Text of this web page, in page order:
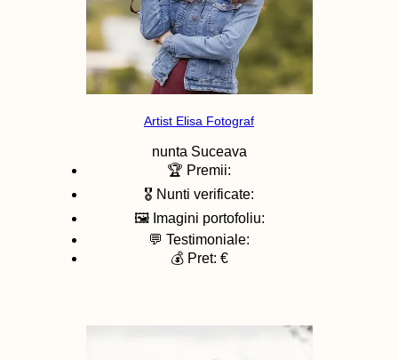
Artist Elisa Fotograf
nunta Suceava
🏆 Premii:
🎖️ Nunti verificate:
🖼️ Imagini portofoliu:
💬 Testimoniale:
💰 Pret: €